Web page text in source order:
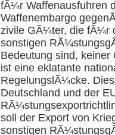
fÃ¼r Waffenausfuhren
Waffenembargo
zivile GÃ¼ter, die fÃ¼r
sonstigen
Bedeutung sind,
ist eine eklatante
RegelungslÃ¼cke.
Deutschland und der
soll der Export von
sonstigen